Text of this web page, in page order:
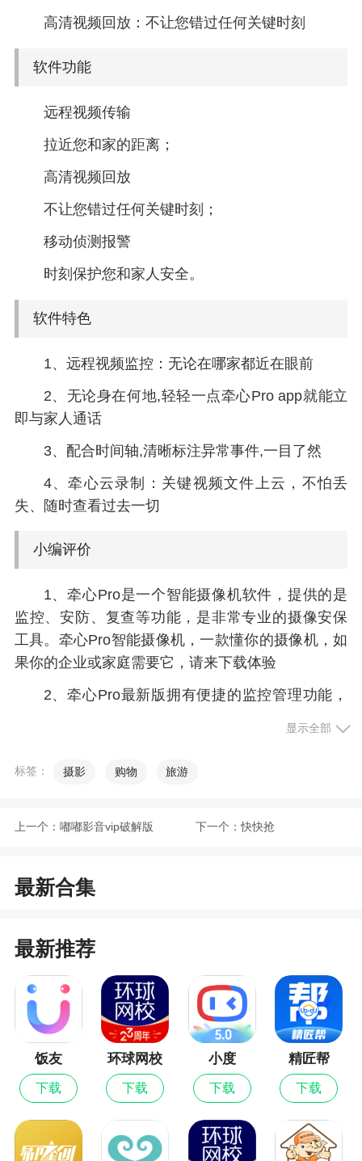
高清视频回放：不让您错过任何关键时刻
软件功能
远程视频传输
拉近您和家的距离；
高清视频回放
不让您错过任何关键时刻；
移动侦测报警
时刻保护您和家人安全。
软件特色
1、远程视频监控：无论在哪家都近在眼前
2、无论身在何地,轻轻一点牵心Pro app就能立
即与家人通话
3、配合时间轴,清晰标注异常事件,一目了然
4、牵心云录制：关键视频文件上云，不怕丢
失、随时查看过去一切
小编评价
1、牵心Pro是一个智能摄像机软件，提供的是
监控、安防、复查等功能，是非常专业的摄像安保
工具。牵心Pro智能摄像机，一款懂你的摄像机，如
果你的企业或家庭需要它，请来下载体验
2、牵心Pro最新版拥有便捷的监控管理功能，
进行缩小放大和回看等操作，打造智能安防环境
显示全部
标签： 摄影 购物 旅游
上一个： 嘟嘟影音vip破解版 下一个： 快快抢
最新合集
最新推荐
饭友
下载
环球网校
最新版
下载
小度
下载
精匠帮
下载